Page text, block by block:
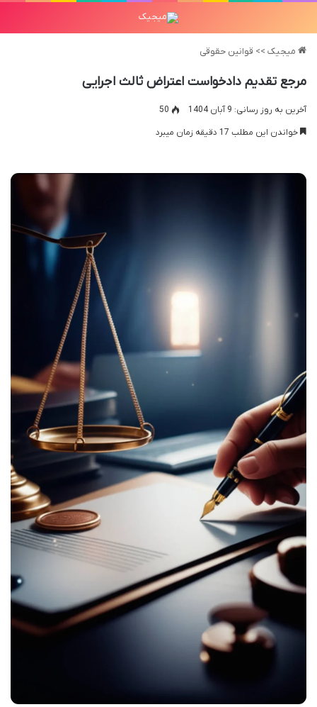
میجیک >> قوانین حقوقی
مرجع تقدیم دادخواست اعتراض ثالث اجرایی
آخرین به روز رسانی: 9 آبان 1404
50
خواندن این مطلب 17 دقیقه زمان میبرد